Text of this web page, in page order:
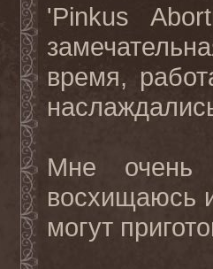
'Pinkus
время,
Мне
восхищаюсь
могут